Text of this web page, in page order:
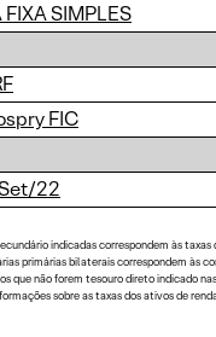
FIXA SIMPLES
FIC
22
indicadas correspondem às
primárias bilaterais correspondem às
que não forem tesouro direto indicado
sobre as taxas dos ativos de